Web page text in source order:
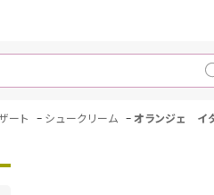
ート - シュークリーム - オランジェ イ